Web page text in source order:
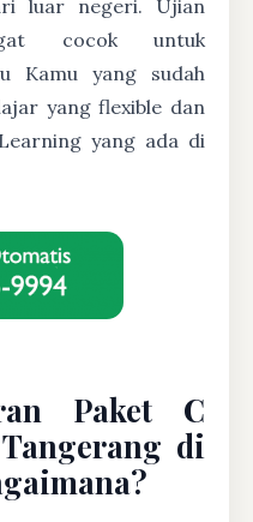
luar negeri. Ujian
cocok untuk
Kamu yang sudah
yang flexible dan
yang ada di
Paket C
di